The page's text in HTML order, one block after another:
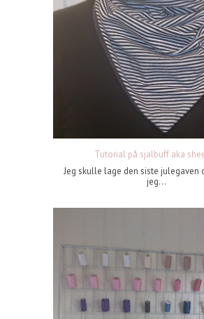
Tutorial på sjalbuff aka
Jeg skulle lage den siste julegaven
jeg...